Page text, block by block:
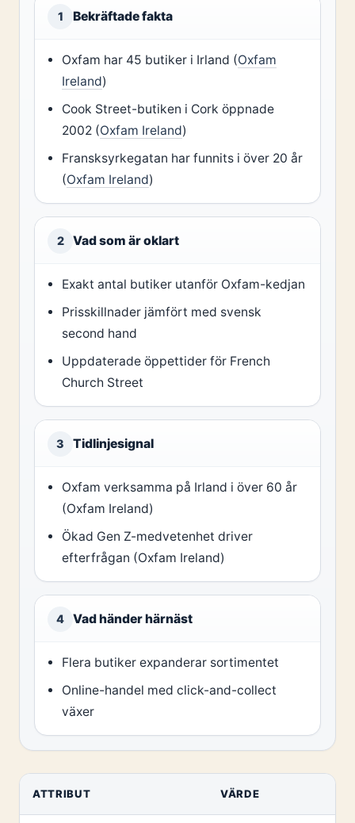
1 Bekräftade fakta
Oxfam har 45 butiker i Irland (Oxfam
Ireland)
Cook Street-butiken i Cork öppnade
2002 (Oxfam Ireland)
Fransksyrkegatan har funnits i över 20 år
(Oxfam Ireland)
2 Vad som är oklart
Exakt antal butiker utanför Oxfam-kedjan
Prisskillnader jämfört med svensk
second hand
Uppdaterade öppettider för French
Church Street
3 Tidlinjesignal
Oxfam verksamma på Irland i över 60 år
(Oxfam Ireland)
Ökad Gen Z-medvetenhet driver
efterfrågan (Oxfam Ireland)
4 Vad händer härnäst
Flera butiker expanderar sortimentet
Online-handel med click-and-collect
växer
ATTRIBUT VÄRDE